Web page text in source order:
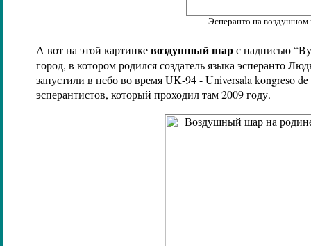
Эсперанто на воздушном
А вот на этой картинкевоздушный шарс надписью “
город, в котором родился создатель языка эсперанто
запустили в небо во времяUK-94 -Universala kongreso
эсперантистов, который проходил там 2009 году.